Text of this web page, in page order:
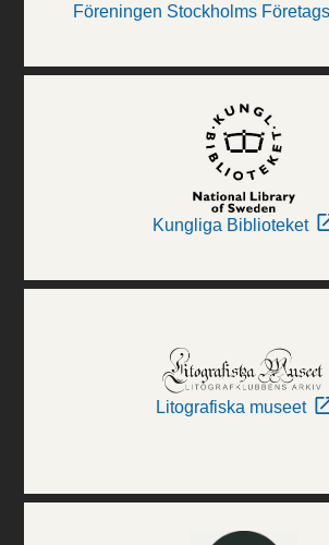
Föreningen Stockholms
Kungliga Biblioteket
Litografiska museet